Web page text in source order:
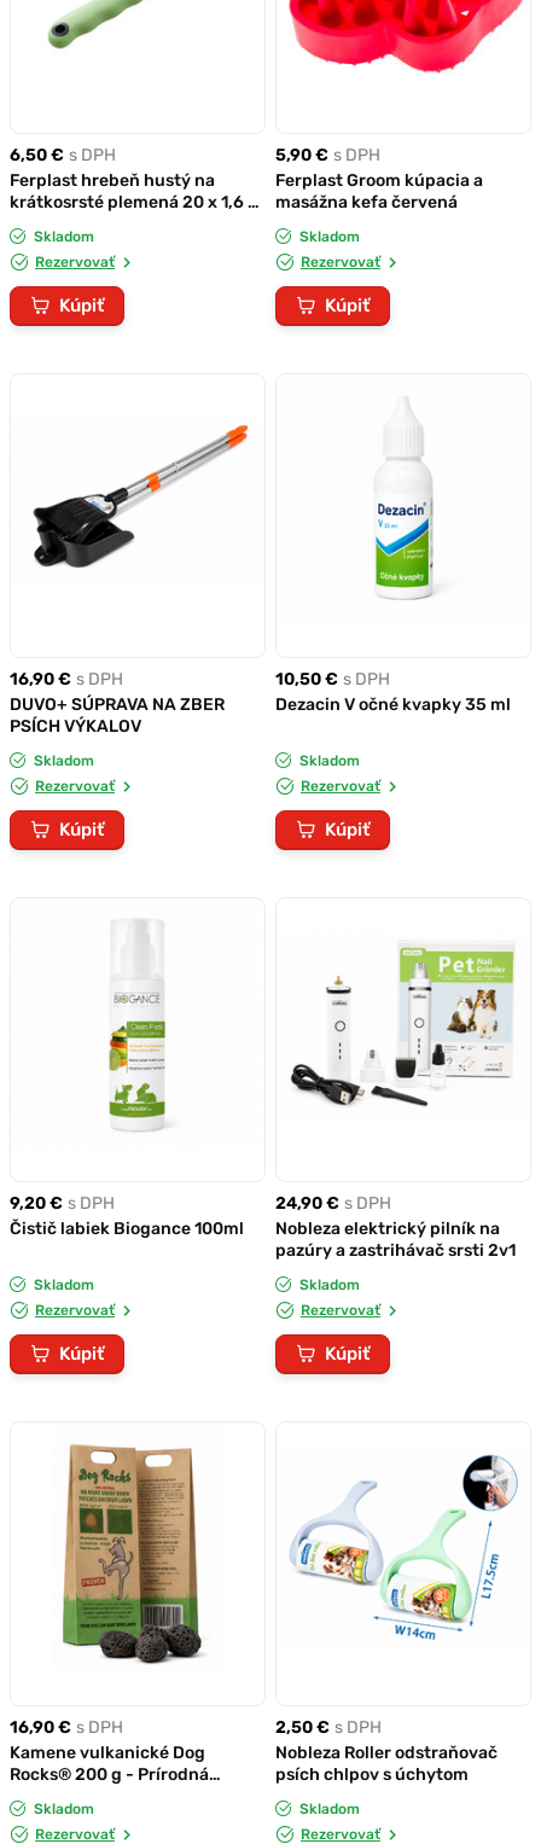
6,50 € s DPH
Ferplast hrebeň hustý na
krátkosrsté plemená 20 x 1,6 x
4 cm
Skladom
Rezervovať
Kúpiť
5,90 € s DPH
Ferplast Groom kúpacia a
masážna kefa červená
Skladom
Rezervovať
Kúpiť
16,90 € s DPH
DUVO+ SÚPRAVA NA ZBER
PSÍCH VÝKALOV
Skladom
Rezervovať
Kúpiť
10,50 € s DPH
Dezacin V očné kvapky 35 ml
Skladom
Rezervovať
Kúpiť
9,20 € s DPH
Čistič labiek Biogance 100ml
Skladom
Rezervovať
Kúpiť
24,90 € s DPH
Nobleza elektrický pilník na
pazúry a zastrihávač srsti 2v1
Skladom
Rezervovať
Kúpiť
16,90 € s DPH
Kamene vulkanické Dog
Rocks® 200 g - Prírodná
ochrana trávnika pred
škvrnami od psieho moču
Skladom
Rezervovať
2,50 € s DPH
Nobleza Roller odstraňovač
psích chlpov s úchytom
Skladom
Rezervovať